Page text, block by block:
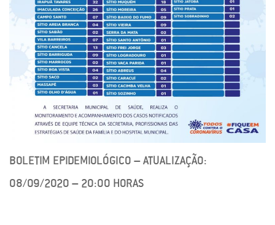
BOLETIM EPIDEMIOLÓGICO – ATUALIZAÇÃO:
08/09/2020 – 20:00 HORAS